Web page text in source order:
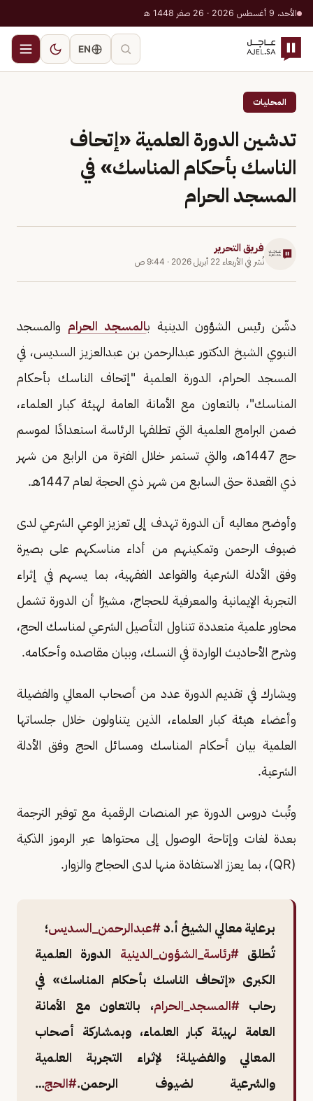
الأحد، 9 أغسطس 2026 · 26 صفر 1448 هـ
EN
المحليات
تدشين الدورة العلمية «إتحاف
الناسك بأحكام المناسك» في
المسجد الحرام
فريق التحرير
نُشر في الأربعاء 22 أبريل 2026 · 9:44 ص
دشّن رئيس الشؤون الدينية بالمسجد الحرام والمسجد
النبوي الشيخ الدكتور عبدالرحمن بن عبدالعزيز السديس، في
المسجد الحرام، الدورة العلمية "إتحاف الناسك بأحكام
المناسك"، بالتعاون مع الأمانة العامة لهيئة كبار العلماء،
ضمن البرامج العلمية التي تطلقها الرئاسة استعدادًا لموسم
حج 1447هـ، والتي تستمر خلال الفترة من الرابع من شهر
ذي القعدة حتى السابع من شهر ذي الحجة لعام 1447هـ.
وأوضح معاليه أن الدورة تهدف إلى تعزيز الوعي الشرعي لدى
ضيوف الرحمن وتمكينهم من أداء مناسكهم على بصيرة
وفق الأدلة الشرعية والقواعد الفقهية، بما يسهم في إثراء
التجربة الإيمانية والمعرفية للحجاج، مشيرًا أن الدورة تشمل
محاور علمية متعددة تتناول التأصيل الشرعي لمناسك الحج،
وشرح الأحاديث الواردة في النسك، وبيان مقاصده وأحكامه.
ويشارك في تقديم الدورة عدد من أصحاب المعالي والفضيلة
وأعضاء هيئة كبار العلماء، الذين يتناولون خلال جلساتها
العلمية بيان أحكام المناسك ومسائل الحج وفق الأدلة
الشرعية.
وتُبث دروس الدورة عبر المنصات الرقمية مع توفير الترجمة
بعدة لغات وإتاحة الوصول إلى محتواها عبر الرموز الذكية
(QR)، بما يعزز الاستفادة منها لدى الحجاج والزوار.
برعاية معالي الشيخ أ.د #عبدالرحمن_السديس؛
تُطلق#رئاسة_الشؤون_الدينية الدورة العلمية
الكبرى «إتحاف الناسك بأحكام المناسك» في
رحاب#المسجد_الحرام، بالتعاون مع الأمانة
العامة لهيئة كبار العلماء، وبمشاركة أصحاب
المعالي والفضيلة؛ لإثراء التجربة العلمية
والشرعية لضيوف الرحمن.#الحج…